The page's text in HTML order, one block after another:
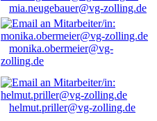
mia.neugebauer@vg-zolling.de
monika.obermeier@vg-
zolling.de
helmut.priller@vg-zolling.de